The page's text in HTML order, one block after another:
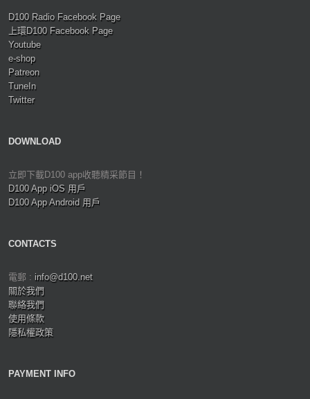
D100 Radio Facebook Page
上環D100 Facebook Page
Youtube
e-shop
Patreon
TuneIn
Twitter
DOWNLOAD
立即下載D100 app收聽精采節目！
D100 App iOS 用戶
D100 App Android 用戶
CONTACTS
電郵 : info@d100.net
關於我們
聯絡我們
使用條款
隱私權政策
PAYMENT INFO